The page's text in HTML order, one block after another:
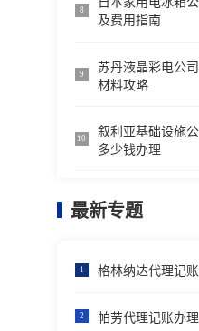
8
及费用指南
9
苏丹液晶彩电公
材料攻略
10
叙利亚基础设施
多少钱办理
最新专题
1 格林纳达代理记
2 帕劳代理记账办理